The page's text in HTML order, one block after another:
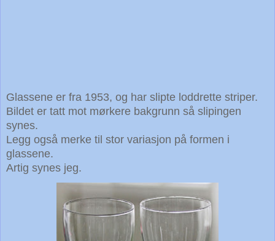
Glassene er fra 1953, og har slipte loddrette striper.
Bildet er tatt mot mørkere bakgrunn så slipingen
synes.
Legg også merke til stor variasjon på formen i
glassene.
Artig synes jeg.